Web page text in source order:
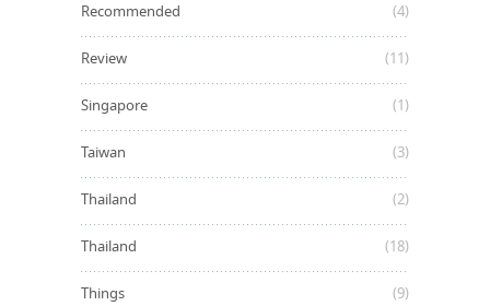
Recommended (4)
Review (11)
Singapore (1)
Taiwan (3)
Thailand (2)
Thailand (18)
Things (9)